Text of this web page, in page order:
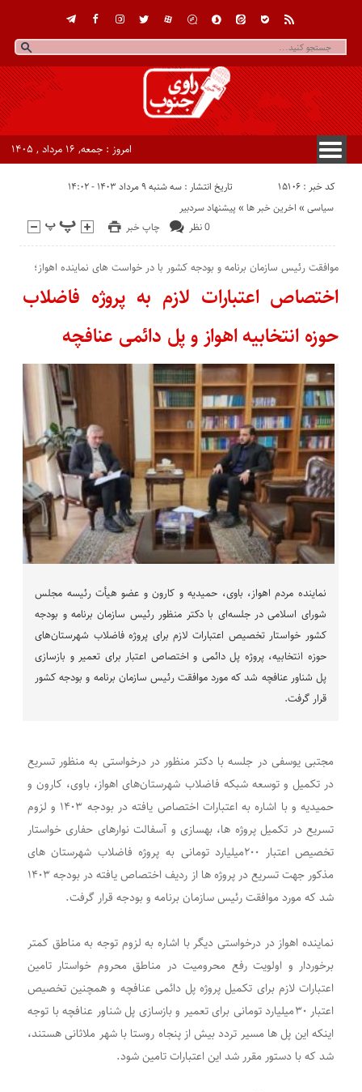
امروز : جمعه, ۱۶ مرداد , ۱۴۰۵
کد خبر : 15106 تاریخ انتشار : سه شنبه ۹ مرداد ۱۴۰۳ - ۱۴:۰۲
چاپ خبر 0 نظر
پیشنهاد سردبیر « اخرین خبر ها « سیاسی
موافقت رئیس سازمان برنامه و بودجه کشور با در خواست های نماینده اهواز؛
اختصاص اعتبارات لازم به پروژه فاضلاب
حوزه انتخابیه اهواز و پل دائمی عنافچه
نماینده مردم اهواز، باوی، حمیدیه و کارون و عضو هیأت رئیسه مجلس
شورای اسلامی در جلسه‌ای با دکتر منظور رئیس سازمان برنامه و بودجه
کشور خواستار تخصیص اعتبارات لازم برای پروژه فاضلاب شهرستان‌های
حوزه انتخابیه، پروژه پل دائمی و اختصاص اعتبار برای تعمیر و بازسازی
پل شناور عنافچه شد که مورد موافقت رئیس سازمان برنامه و بودجه کشور
قرار گرفت.
مجتبی یوسفی در جلسه با دکتر منظور در درخواستی به منظور تسریع
در تکمیل و توسعه شبکه فاضلاب شهرستان‌های اهواز، باوی، کارون و
حمیدیه و با اشاره به اعتبارات اختصاص یافته در بودجه ۱۴۰۳ و لزوم
تسریع در تکمیل پروژه ها، بهسازی و آسفالت نوارهای حفاری خواستار
تخصیص اعتبار ۲۰۰میلیارد تومانی به پروژه فاضلاب شهرستان های
مذکور جهت تسریع در پروژه ها از ردیف اختصاص یافته در بودجه ۱۴۰۳
شد که مورد موافقت رئیس سازمان برنامه و بودجه قرار گرفت.
نماینده اهواز در درخواستی دیگر با اشاره به لزوم توجه به مناطق کمتر
برخوردار و اولویت رفع محرومیت در مناطق محروم خواستار تامین
اعتبارات لازم برای تکمیل پروژه پل دائمی عنافچه و همچنین تخصیص
اعتبار ۳۰میلیارد تومانی برای تعمیر و بازسازی پل شناور عنافچه با توجه
اینکه این پل ها مسیر تردد بیش از پنجاه روستا با شهر ملاثانی هستند،
شد که با دستور مقرر شد این اعتبارات تامین شود.